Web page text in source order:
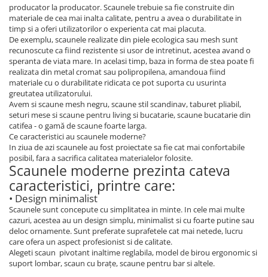
producator la producator. Scaunele trebuie sa fie construite din
materiale de cea mai inalta calitate, pentru a avea o durabilitate in
timp si a oferi utilizatorilor o experienta cat mai placuta.
De exemplu, scaunele realizate din piele ecologica sau mesh sunt
recunoscute ca fiind rezistente si usor de intretinut, acestea avand o
speranta de viata mare. In acelasi timp, baza in forma de stea poate fi
realizata din metal cromat sau polipropilena, amandoua fiind
materiale cu o durabilitate ridicata ce pot suporta cu usurinta
greutatea utilizatorului.
Avem si scaune mesh negru, scaune stil scandinav, taburet pliabil,
seturi mese si scaune pentru living si bucatarie, scaune bucatarie din
catifea - o gamă de scaune foarte larga.
Ce caracteristici au scaunele moderne?
In ziua de azi scaunele au fost proiectate sa fie cat mai confortabile
posibil, fara a sacrifica calitatea materialelor folosite.
Scaunele moderne prezinta cateva
caracteristici, printre care:
• Design minimalist
Scaunele sunt concepute cu simplitatea in minte. In cele mai multe
cazuri, acestea au un design simplu, minimalist si cu foarte putine sau
deloc ornamente. Sunt preferate suprafetele cat mai netede, lucru
care ofera un aspect profesionist si de calitate.
Alegeti scaun pivotant inaltime reglabila, model de birou ergonomic si
suport lombar, scaun cu brațe, scaune pentru bar si altele.